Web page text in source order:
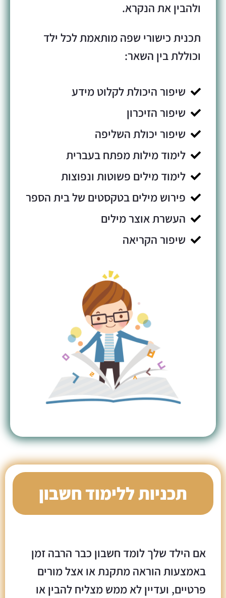
ולהבין את הנקרא.
תכנית כישורי שפה מותאמת לכל ילד
וכוללת בין השאר:
שיפור היכולת לקלוט מידע
שיפור הזיכרון
שיפור יכולת השליפה
לימוד מילות מפתח בעברית
לימוד מילים פשוטות ונפוצות
פירוש מילים בטקסטים של בית הספר
העשרת אוצר מילים
שיפור הקריאה
תכניות ללימוד חשבון
אם הילד שלך לומד חשבון כבר הרבה זמן
באמצעות הוראה מתקנת או אצל מורים
פרטיים, ועדיין לא ממש מצליח להבין או